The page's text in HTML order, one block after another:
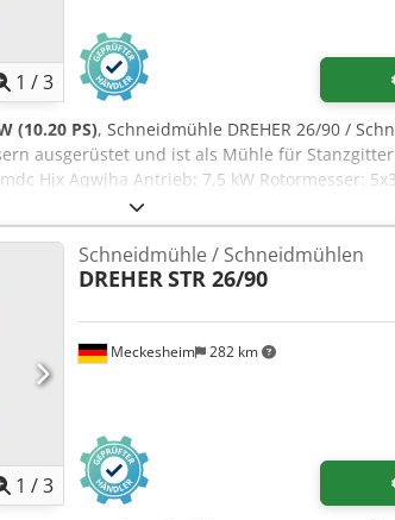
1 /3
(10.20 PS), Schneidmühle DREHER 26/90 /
ausgerüstet und ist als Mühle für
Hjx Aqwjha Antrieb: 7,5 kW Rotormesser:
900 mm Mit Rolleneinzug
1 /3
Meckesheim 282 km
Schneidmühle / Schneidmühlen
DREHERSTR 26/90